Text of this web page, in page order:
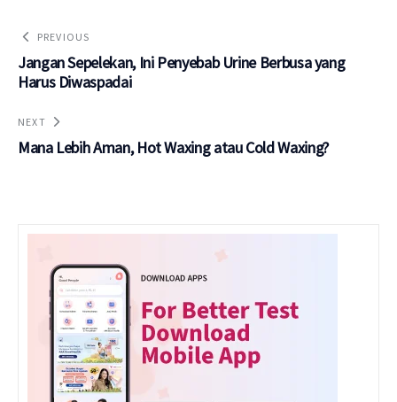
PREVIOUS
Jangan Sepelekan, Ini Penyebab Urine Berbusa yang
Harus Diwaspadai
NEXT
Mana Lebih Aman, Hot Waxing atau Cold Waxing?